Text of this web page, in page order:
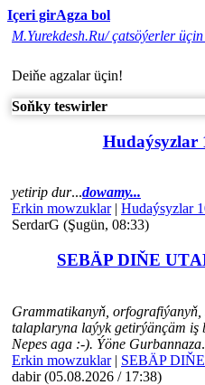
Içeri girAgza bol
M.Yurekdesh.Ru/ çatsöýerler
Deiňe agzalar üçin!
Soňky teswirler
Hudaýsyzlar
yetirip dur...dowamy...
Erkin mowzuklar| Hudaýsyzlar
SerdarG (Şugün, 08:33)
SEBÄP DIŇE
Grammatikanyň,
talaplaryna laýyk getirýänçäm iş
Nepes aga :-). Ýöne Gurbannaza
Erkin mowzuklar| SEBÄP
dabir (05.08.2026 / 17:38)